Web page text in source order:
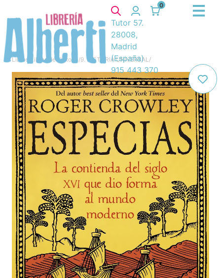
0
Tutor 57.
28008,
Madrid
(España)
915 443 370
Libros Libros de Historia /9. HISTORIA UNIVERSAL/